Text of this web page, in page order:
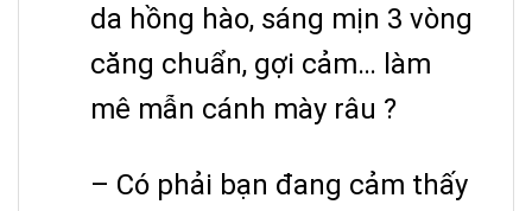
da hồng hào, sáng mịn 3 vòng
căng chuẩn, gợi cảm… làm
mê mẫn cánh mày râu ?
– Có phải bạn đang cảm thấy